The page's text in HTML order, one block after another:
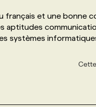
français et une bonne
aptitudes
systèmes